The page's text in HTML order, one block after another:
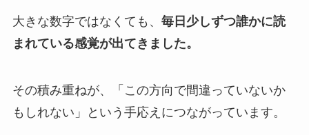
大きな数字ではなくても、 毎日少しずつ誰かに読
まれている感覚が出てきました。
その積み重ねが、「この方向で間違っていないか
もしれない」という手応えにつながっています。